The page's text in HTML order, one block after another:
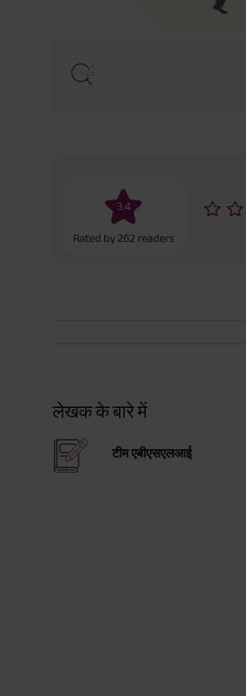
3.4
Rated by 262 readers
लेखक के बारे में
टीम एबीएसएलआई